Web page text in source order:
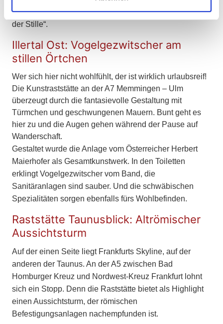
Partner führen diese Informationen möglicherweise mit
weiteren Daten zusammen, die Sie ihnen bereitgestellt
gesammelt haben.
Lebensgeister wieder wecken soll, sowie einen „Raum
der Stille“.
Illertal Ost: Vogelgezwitscher am
stillen Örtchen
Wer sich hier nicht wohlfühlt, der ist wirklich urlaubsreif!
Die Kunstraststätte an der A7 Memmingen – Ulm
überzeugt durch die fantasievolle Gestaltung mit
Türmchen und geschwungenen Mauern. Bunt geht es
hier zu und die Augen gehen während der Pause auf
Wanderschaft.
Gestaltet wurde die Anlage vom Österreicher Herbert
Maierhofer als Gesamtkunstwerk. In den Toiletten
erklingt Vogelgezwitscher vom Band, die
Sanitäranlagen sind sauber. Und die schwäbischen
Spezialitäten sorgen ebenfalls fürs Wohlbefinden.
Raststätte Taunusblick: Altrömischer
Aussichtsturm
Auf der einen Seite liegt Frankfurts Skyline, auf der
anderen der Taunus. An der A5 zwischen Bad
Homburger Kreuz und Nordwest-Kreuz Frankfurt lohnt
sich ein Stopp. Denn die Raststätte bietet als Highlight
einen Aussichtsturm, der römischen
Befestigungsanlagen nachempfunden ist.